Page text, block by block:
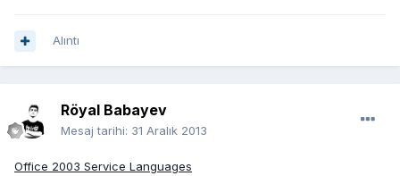
Alıntı
Röyal Babayev
Mesaj tarihi: 31 Aralık 2013
Office 2003 Service Languages